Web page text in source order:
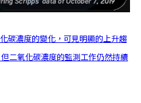
碳濃度的變化，可見明顯的上升趨
二氧化碳濃度的監測工作仍然持續